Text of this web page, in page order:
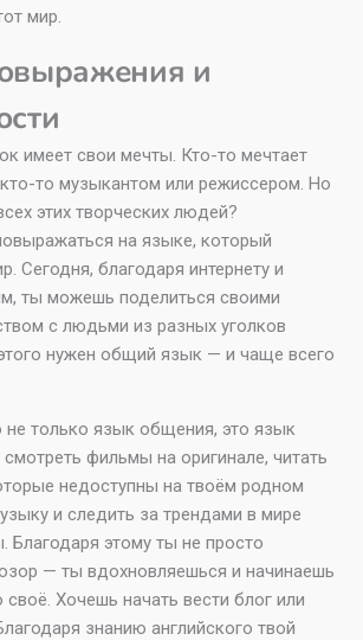
мир.
и
имеет свои мечты. Кто-то мечтает
кто-то музыкантом или режиссером. Но
этих творческих людей?
на языке, который
Сегодня, благодаря интернету и
ты можешь поделиться своими
с людьми из разных уголков
нужен общий язык — и чаще всего
не только язык общения, это язык
фильмы на оригинале, читать
недоступны на твоём родном
и следить за трендами в мире
Благодаря этому ты не просто
— ты вдохновляешься и начинаешь
Хочешь начать вести блог или
знанию английского твой